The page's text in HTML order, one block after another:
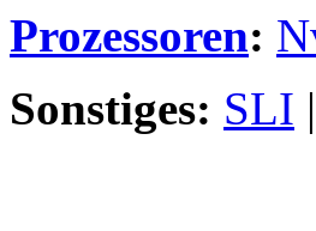
Prozessoren:
Sonstiges: SLI |